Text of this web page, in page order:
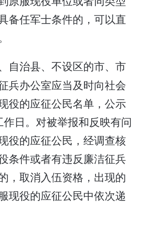
备任军士条件的，可以直
自治县、不设区的市、市
兵办公室应当及时向社会
役的应征公民名单，公示
日。对被举报和反映有问
役的应征公民，经调查核
条件或者有违反廉洁征兵
，取消入伍资格，出现的
现役的应征公民中依次递